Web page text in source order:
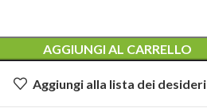
AGGIUNGI AL CARRELLO
Aggiungi alla lista dei desideri